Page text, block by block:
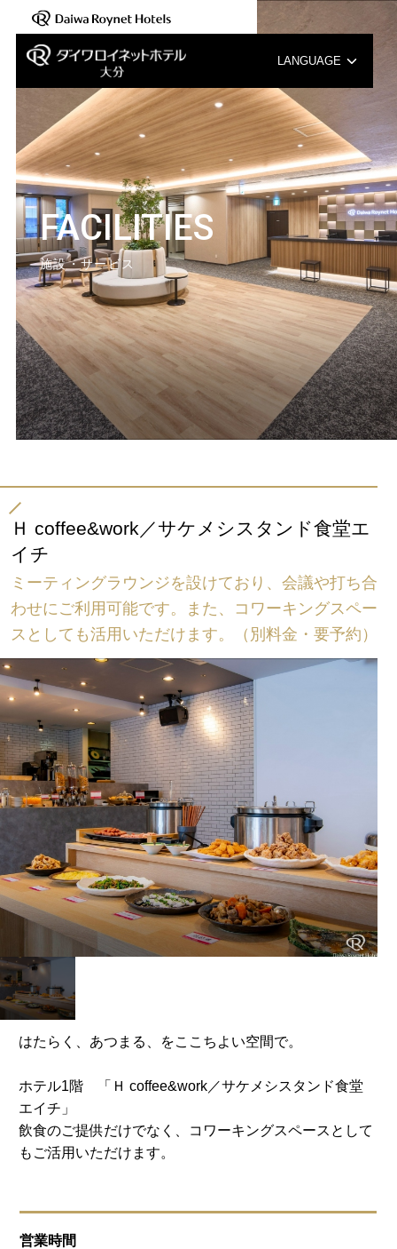
LANGUAGE
English
中文（簡体字）
中文（繁体字）
한국어
FACILITIES
施設・サービス
Ｈ coffee&work／サケメシスタンド食堂エ
イチ
ミーティングラウンジを設けており、会議や打ち合
わせにご利用可能です。また、コワーキングスペー
スとしても活用いただけます。（別料金・要予約）
はたらく、あつまる、をここちよい空間で。
ホテル1階 「Ｈ coffee&work／サケメシスタンド食堂
エイチ」
飲食のご提供だけでなく、コワーキングスペースとして
もご活用いただけます。
営業時間